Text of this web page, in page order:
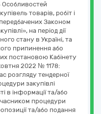
Особливостей
товарів, робіт і
Законом
на період дії
стану в Україні, та
припинення або
постановою Кабінету
жовтня 2022 № 1178:
розгляду тендерної
закупівлі
в інформації та/або
процедури
та/або подання